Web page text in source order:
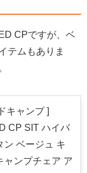
CPですが、ベ
テムもありま
キャンプ ]
CP SIT ハイバ
ン ベージュ キ
ャンプチェア ア